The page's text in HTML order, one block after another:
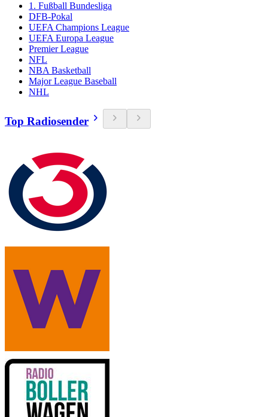
1. Fußball Bundesliga
DFB-Pokal
UEFA Champions League
UEFA Europa League
Premier League
NFL
NBA Basketball
Major League Baseball
NHL
Top Radiosender